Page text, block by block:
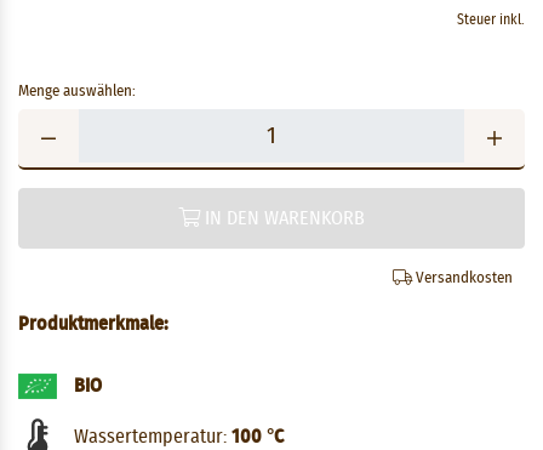
Steuer inkl.
Menge auswählen:
IN DEN WARENKORB
Versandkosten
Produktmerkmale:
BIO
Wassertemperatur: 100 °C